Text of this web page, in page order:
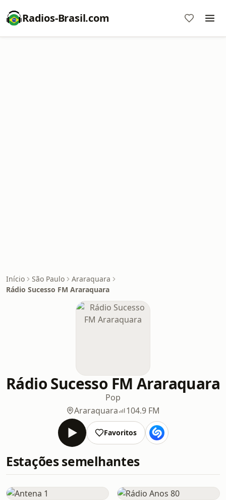
Radios-Brasil.com
Início São Paulo
Araraquara
Rádio Sucesso FM Araraquara
Rádio Sucesso FM Araraquara
Pop
Araraquara
104.9 FM
Favoritos
Estações semelhantes